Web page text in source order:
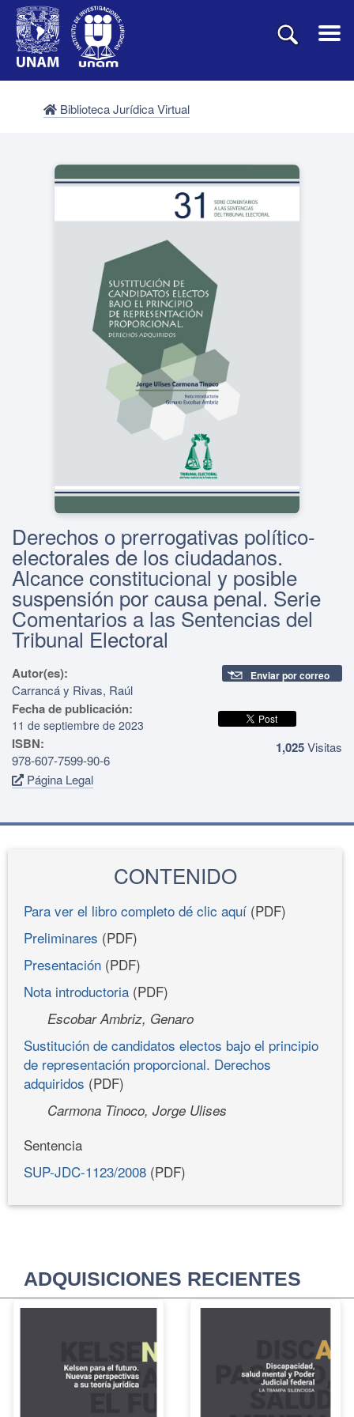
Biblioteca Jurídica Virtual
Derechos o prerrogativas político-
electorales de los ciudadanos.
Alcance constitucional y posible
suspensión por causa penal. Serie
Comentarios a las Sentencias del
Tribunal Electoral
Autor(es):
Carrancá y Rivas, Raúl
Fecha de publicación:
11 de septiembre de 2023
ISBN:
978-607-7599-90-6
Página Legal
Enviar por correo
1,025Visitas
CONTENIDO
Para ver el libro completo dé clic aquí (PDF)
Preliminares (PDF)
Presentación (PDF)
Nota introductoria (PDF)
Escobar Ambriz, Genaro
Sustitución de candidatos electos bajo el principio
de representación proporcional. Derechos
adquiridos (PDF)
Carmona Tinoco, Jorge Ulises
Sentencia
SUP-JDC-1123/2008 (PDF)
ADQUISICIONES RECIENTES